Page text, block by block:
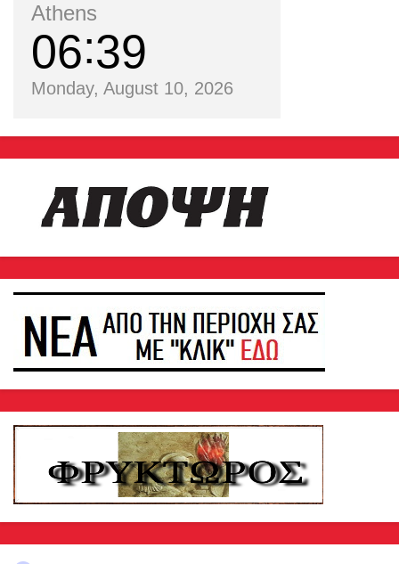
Athens
06 39
Monday, August 10, 2026